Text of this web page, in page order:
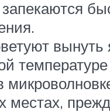
вынуть
местах,